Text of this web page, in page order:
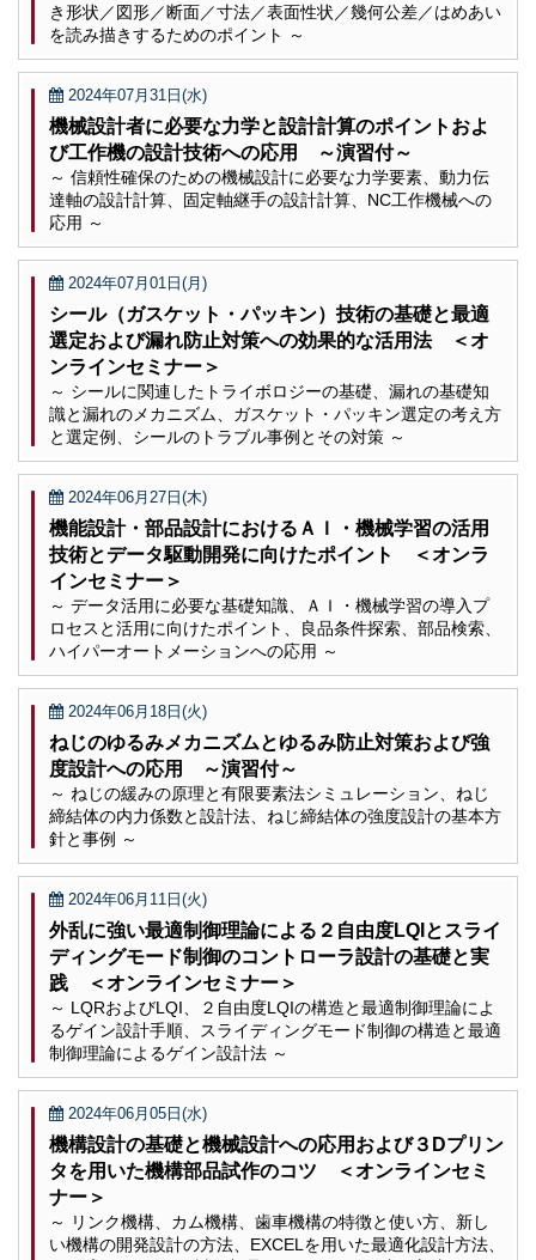
き形状／図形／断面／寸法／表面性状／幾何公差／はめあい
を読み描きするためのポイント ～
2024年07月31日(水)
機械設計者に必要な力学と設計計算のポイントおよ
び工作機の設計技術への応用 ～演習付～
～ 信頼性確保のための機械設計に必要な力学要素、動力伝
達軸の設計計算、固定軸継手の設計計算、NC工作機械への
応用 ～
2024年07月01日(月)
シール（ガスケット・パッキン）技術の基礎と最適
選定および漏れ防止対策への効果的な活用法 ＜オ
ンラインセミナー＞
～ シールに関連したトライボロジーの基礎、漏れの基礎知
識と漏れのメカニズム、ガスケット・パッキン選定の考え方
と選定例、シールのトラブル事例とその対策 ～
2024年06月27日(木)
機能設計・部品設計におけるＡＩ・機械学習の活用
技術とデータ駆動開発に向けたポイント ＜オンラ
インセミナー＞
～ データ活用に必要な基礎知識、ＡＩ・機械学習の導入プ
ロセスと活用に向けたポイント、良品条件探索、部品検索、
ハイパーオートメーションへの応用 ～
2024年06月18日(火)
ねじのゆるみメカニズムとゆるみ防止対策および強
度設計への応用 ～演習付～
～ ねじの緩みの原理と有限要素法シミュレーション、ねじ
締結体の内力係数と設計法、ねじ締結体の強度設計の基本方
針と事例 ～
2024年06月11日(火)
外乱に強い最適制御理論による２自由度LQIとスライ
ディングモード制御のコントローラ設計の基礎と実
践 ＜オンラインセミナー＞
～ LQRおよびLQI、２自由度LQIの構造と最適制御理論によ
るゲイン設計手順、スライディングモード制御の構造と最適
制御理論によるゲイン設計法 ～
2024年06月05日(水)
機構設計の基礎と機械設計への応用および３Dプリン
タを用いた機構部品試作のコツ ＜オンラインセミ
ナー＞
～ リンク機構、カム機構、歯車機構の特徴と使い方、新し
い機構の開発設計の方法、EXCELを用いた最適化設計方法、